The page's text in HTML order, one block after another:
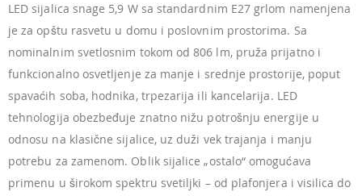
LED sijalica snage 5,9 W sa standardnim E27 grlom namenjena
je za opštu rasvetu u domu i poslovnim prostorima. Sa
nominalnim svetlosnim tokom od 806 lm, pruža prijatno i
funkcionalno osvetljenje za manje i srednje prostorije, poput
spavaćih soba, hodnika, trpezarija ili kancelarija. LED
tehnologija obezbeđuje znatno nižu potrošnju energije u
odnosu na klasične sijalice, uz duži vek trajanja i manju
potrebu za zamenom. Oblik sijalice „ostalo“ omogućava
primenu u širokom spektru svetiljki – od plafonjera i visilica do